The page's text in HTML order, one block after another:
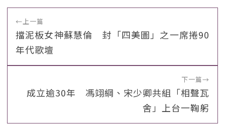
←上一篇
擋泥板女神蘇慧倫 封「四美圖」之一席捲90
年代歌壇
下一篇→
成立逾30年 馮翊綱、宋少卿共組「相聲瓦
舍」上台一鞠躬